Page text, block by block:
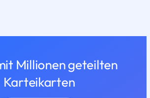
Millionen geteilten
Karteikarten